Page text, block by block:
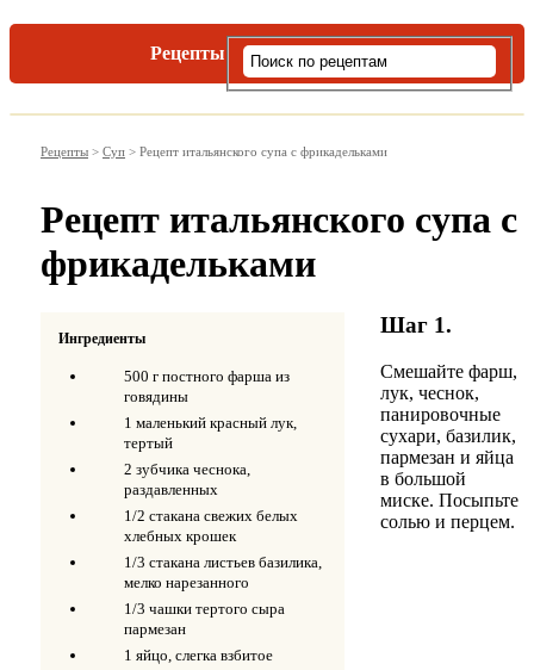
Рецепты
Рецепты > Суп > Рецепт итальянского супа с фрикадельками
Рецепт итальянского супа с
фрикадельками
Ингредиенты
500 г постного фарша из
говядины
1 маленький красный лук,
тертый
2 зубчика чеснока,
раздавленных
1/2 стакана свежих белых
хлебных крошек
1/3 стакана листьев базилика,
мелко нарезанного
1/3 чашки тертого сыра
пармезан
1 яйцо, слегка взбитое
Шаг 1.
Смешайте фарш,
лук, чеснок,
панировочные
сухари, базилик,
пармезан и яйца
в большой
миске. Посыпьте
солью и перцем.